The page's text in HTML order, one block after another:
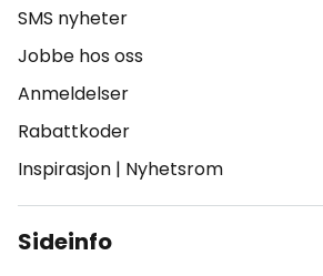
SMS nyheter
Jobbe hos oss
Anmeldelser
Rabattkoder
Inspirasjon | Nyhetsrom
Sideinfo